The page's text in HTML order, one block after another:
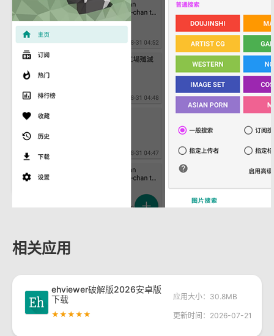
相关应用
ehviewer破解版2026安卓版
下载
★★★★★
应用大小：30.8MB
更新时间：2026-07-21